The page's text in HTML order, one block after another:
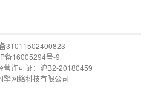
31011502400823
备16005294号-9
营许可证：沪B2-20180459
擎网络科技有限公司